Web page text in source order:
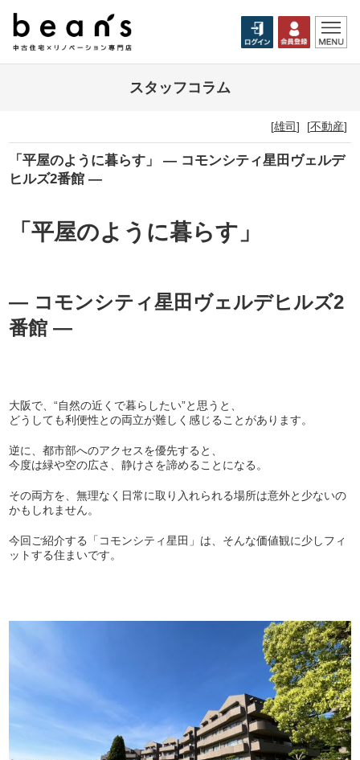
スタッフコラム
[雄司] [不動産]
「平屋のように暮らす」 ― コモンシティ星田ヴェルデ
ヒルズ2番館 ―
「平屋のように暮らす」
― コモンシティ星田ヴェルデヒルズ2
番館 ―
大阪で、“自然の近くで暮らしたい”と思うと、
どうしても利便性との両立が難しく感じることがあります。
逆に、都市部へのアクセスを優先すると、
今度は緑や空の広さ、静けさを諦めることになる。
その両方を、無理なく日常に取り入れられる場所は意外と少ないの
かもしれません。
今回ご紹介する「コモンシティ星田」は、そんな価値観に少しフィ
ットする住まいです。